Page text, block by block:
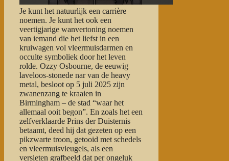
Je kunt het natuurlijk een carrière
noemen. Je kunt het ook een
veertigjarige wanvertoning noemen
van iemand die het liefst in een
kruiwagen vol vleermuisdarmen en
occulte symboliek door het leven
rolde. Ozzy Osbourne, de eeuwig
laveloos-stonede nar van de heavy
metal, besloot op 5 juli 2025 zijn
zwanenzang te kraaien in
Birmingham – de stad “waar het
allemaal ooit begon”. En zoals het een
zelfverklaarde Prins der Duisternis
betaamt, deed hij dat gezeten op een
pikzwarte troon, getooid met schedels
en vleermuisvleugels, als een
versleten grafbeeld dat per ongeluk